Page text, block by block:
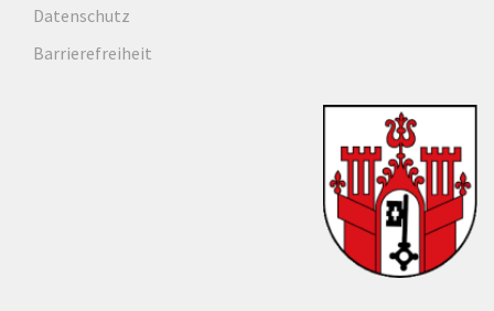
Datenschutz
Barrierefreiheit